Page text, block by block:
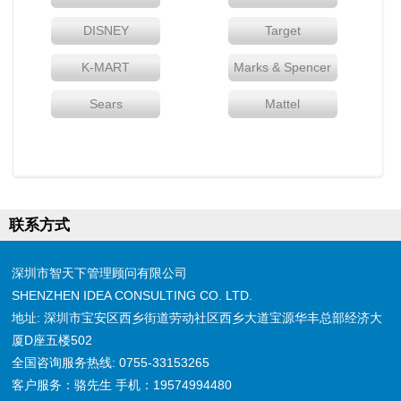
DISNEY Target
K-MART Marks & Spencer
Sears Mattel
联系方式
深圳市智天下管理顾问有限公司
SHENZHEN IDEA CONSULTING CO. LTD.
地址: 深圳市宝安区西乡街道劳动社区西乡大道宝源华丰总部经济大
厦D座五楼502
全国咨询服务热线: 0755-33153265
客户服务：骆先生 手机：19574994480